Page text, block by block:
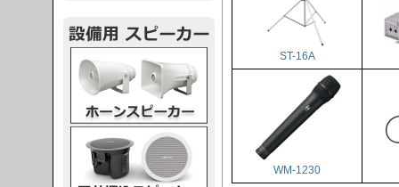
ST-16A
WM-1230